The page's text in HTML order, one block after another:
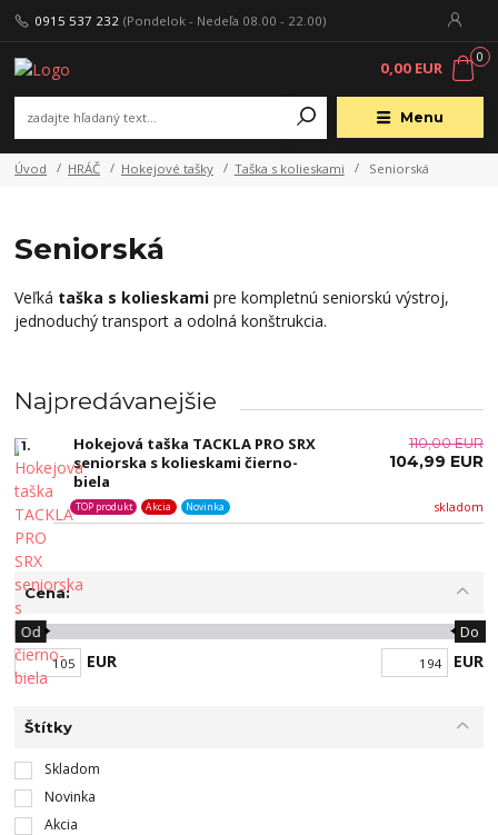
Menu
0915 537 232 (Pondelok - Nedeľa 08.00 - 22.00)
0
0,00 EUR
Úvod HRÁČ Hokejové tašky Taška s kolieskami Seniorská
Seniorská
Veľká taška s kolieskami pre kompletnú seniorskú výstroj,
jednoduchý transport a odolná konštrukcia.
Najpredávanejšie
1.
Hokejová taška TACKLA PRO SRX
seniorska s kolieskami čierno-
biela
skladom
TOP produkt Akcia Novinka
110,00 EUR
104,99 EUR
Cena:
EUR
Od Do
EUR
Štítky
Skladom
Novinka
Akcia